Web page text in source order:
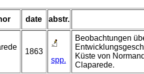
date abstr.
1863
spp.
Beobachtungen
Küste von
Claparede.